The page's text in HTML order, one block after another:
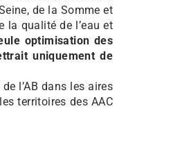
de la Somme et
la qualité de l’eau et
optimisation des
uniquement de
l’AB dans les aires
territoires des AAC